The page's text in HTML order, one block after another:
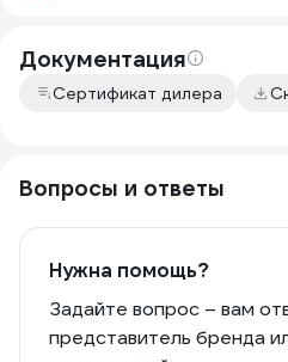
Документация
Сертификат дилера
Вопросы и ответы
Нужна помощь?
Задайте вопрос – вам
представитель бренда